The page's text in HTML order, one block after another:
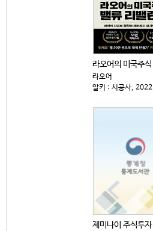
라오어
알키 : 시공사, 2022